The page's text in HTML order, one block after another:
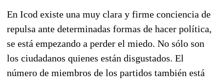
En Icod existe una muy clara y firme conciencia de
repulsa ante determinadas formas de hacer política,
se está empezando a perder el miedo. No sólo son
los ciudadanos quienes están disgustados. El
número de miembros de los partidos también está